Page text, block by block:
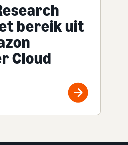
bereik uit
Cloud